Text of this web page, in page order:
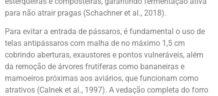
para não atrair pragas (Schachner et al., 2018).
Para evitar a entrada de pássaros, é fundamental o uso de
telas antipássaros com malha de no máximo 1,5 cm
cobrindo aberturas, exaustores e pontos vulneráveis, além
da remoção de árvores frutíferas como bananeiras e
mamoeiros próximas aos aviários, que funcionam como
atrativos (Calnek et al., 1997). A vedação completa do forro